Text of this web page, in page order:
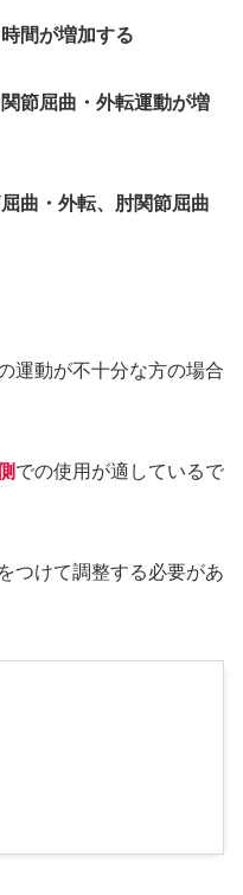
間が増加する
節屈曲・外転運動が増
曲・外転、肘関節屈曲
運動が不十分な方の場合
での使用が適しているで
つけて調整する必要があ